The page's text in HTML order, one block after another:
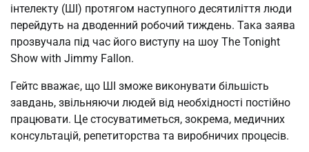
інтелекту (ШІ) протягом наступного десятиліття люди
перейдуть на дводенний робочий тиждень. Така заява
прозвучала під час його виступу на шоу The Tonight
Show with Jimmy Fallon.
Гейтс вважає, що ШІ зможе виконувати більшість
завдань, звільняючи людей від необхідності постійно
працювати. Це стосуватиметься, зокрема, медичних
консультацій, репетиторства та виробничих процесів.